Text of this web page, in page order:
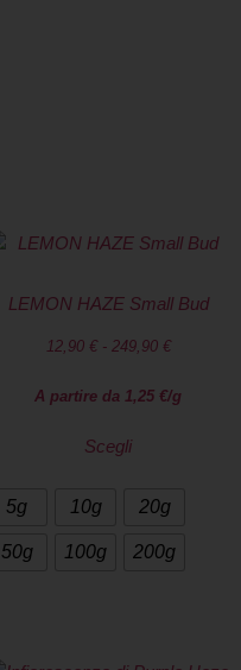
LEMON HAZE Small Bud
12,90 € - 249,90 €
A partire da 1,25 €/g
Scegli
5g 10g 20g
50g 100g 200g